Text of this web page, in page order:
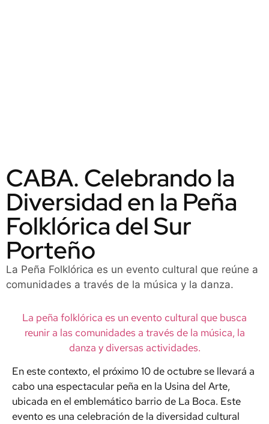
CABA. Celebrando la
Diversidad en la Peña
Folklórica del Sur
Porteño
La Peña Folklórica es un evento cultural que reúne a
comunidades a través de la música y la danza.
La peña folklórica es un evento cultural que busca
reunir a las comunidades a través de la música, la
danza y diversas actividades.
En este contexto, el próximo 10 de octubre se llevará a
cabo una espectacular peña en la Usina del Arte,
ubicada en el emblemático barrio de La Boca. Este
evento es una celebración de la diversidad cultural